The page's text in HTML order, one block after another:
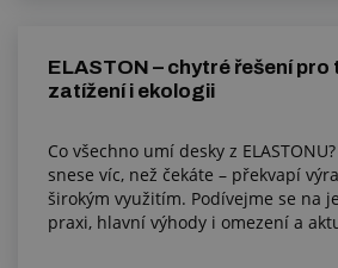
ELASTON – chytré řešení pro
zatížení i ekologii
Co všechno umí desky z
snese víc, než čekáte – překvapí
širokým využitím. Podívejme se na
praxi, hlavní výhody i omezení a